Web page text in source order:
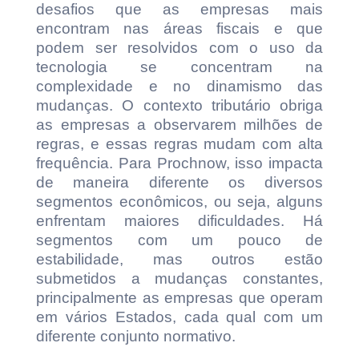
desafios que as empresas mais
encontram nas áreas fiscais e que
podem ser resolvidos com o uso da
tecnologia se concentram na
complexidade e no dinamismo das
mudanças. O contexto tributário obriga
as empresas a observarem milhões de
regras, e essas regras mudam com alta
frequência. Para Prochnow, isso impacta
de maneira diferente os diversos
segmentos econômicos, ou seja, alguns
enfrentam maiores dificuldades. Há
segmentos com um pouco de
estabilidade, mas outros estão
submetidos a mudanças constantes,
principalmente as empresas que operam
em vários Estados, cada qual com um
diferente conjunto normativo.